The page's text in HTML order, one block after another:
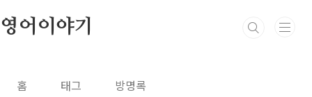
영어이야기
홈 태그 방명록